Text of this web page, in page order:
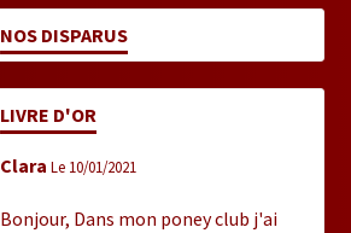
NOS DISPARUS
LIVRE D'OR
Clara Le 10/01/2021
Bonjour, Dans mon poney club j'ai